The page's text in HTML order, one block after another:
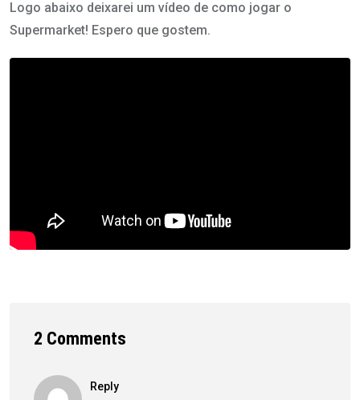
Logo abaixo deixarei um vídeo de como jogar o
Supermarket! Espero que gostem.
2 Comments
Reply